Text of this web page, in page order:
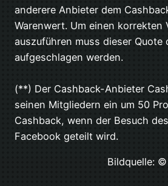
anderere Anbieter dem
Warenwert. Um einen korrekten
auszuführen muss dieser Quote
aufgeschlagen werden.
(**) Der Cashback-Anbieter
seinen Mitgliedern ein um 50
Cashback, wenn der Besuch
Facebook geteilt wird.
Bildquelle: